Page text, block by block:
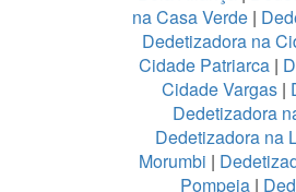
na Casa Verde|
Dedetizadora na
Cidade Patriarca|
Cidade Vargas |
Dedetizadora
Dedetizadora na
Morumbi |
Pompeia |